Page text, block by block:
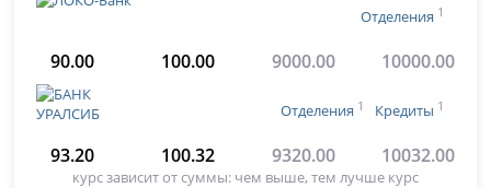
Отделения 1
90.00 100.00 9000.00 10000.00
Отделения 1 Кредиты 1
93.20 100.32 9320.00 10032.00
курс зависит от суммы: чем выше, тем лучше курс